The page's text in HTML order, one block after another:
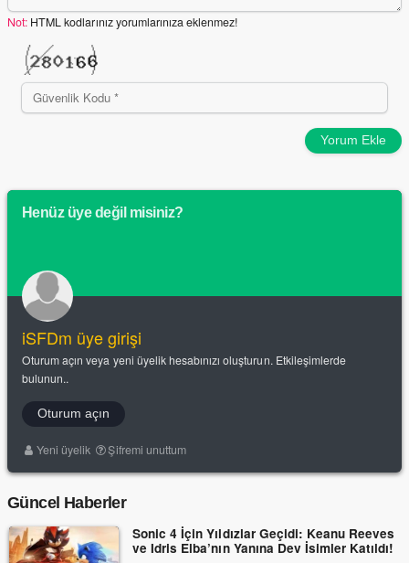
Not: HTML kodlarınız yorumlarınıza eklenmez!
Yorum Ekle
Henüz üye değil misiniz?
iSFDm üye girişi
Oturum açın veya yeni üyelik hesabınızı oluşturun. Etkileşimlerde
bulunun..
Oturum açın
Yeni üyelik Şifremi unuttum
Güncel Haberler
Sonic 4 İçin Yıldızlar Geçidi: Keanu Reeves
ve Idris Elba’nın Yanına Dev İsimler Katıldı!